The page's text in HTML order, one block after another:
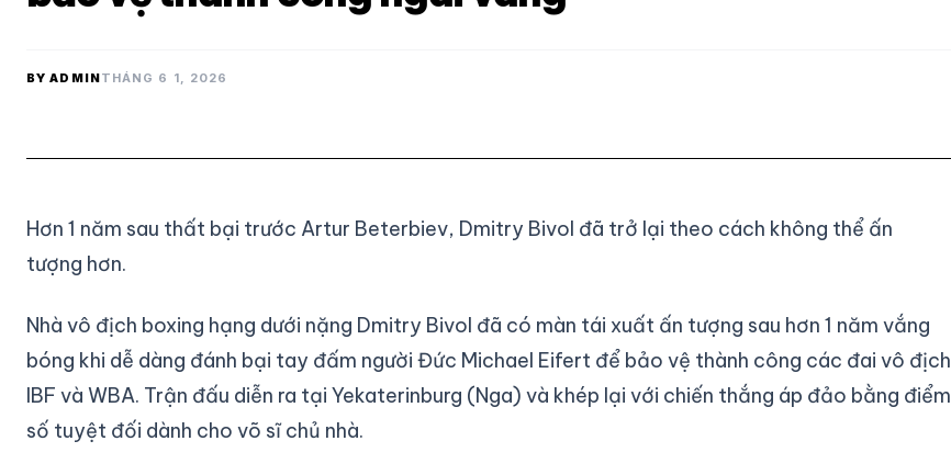
BY ADMINTHÁNG 6 1, 2026
Hơn 1 năm sau thất bại trước Artur Beterbiev, Dmitry Bivol đã trở lại theo cách không thể ấn
tượng hơn.
Nhà vô địch boxing hạng dưới nặng Dmitry Bivol đã có màn tái xuất ấn tượng sau hơn 1 năm vắng
bóng khi dễ dàng đánh bại tay đấm người Đức Michael Eifert để bảo vệ thành công các đai vô địch
IBF và WBA. Trận đấu diễn ra tại Yekaterinburg (Nga) và khép lại với chiến thắng áp đảo bằng điểm
số tuyệt đối dành cho võ sĩ chủ nhà.